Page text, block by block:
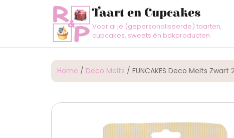
Taart en Cupcakes
Voor al je (gepersonaliseerde) taarten,
cupcakes, sweets én bakproducten
Home / Deco Melts / FUNCAKES Deco Melts Zwart